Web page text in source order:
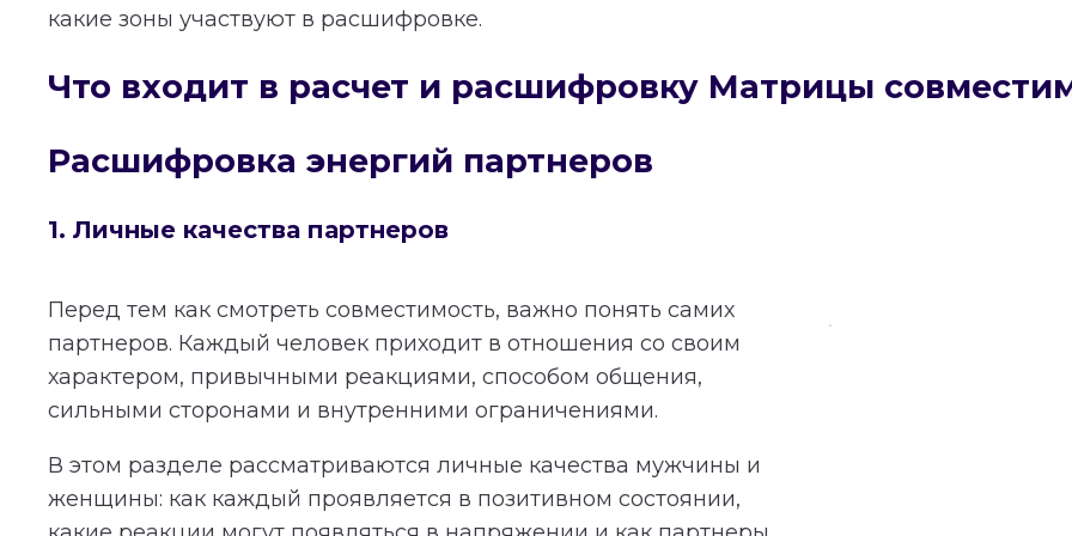
какие зоны участвуют в расшифровке.
Что входит в расчет и расшифровку Матрицы
Расшифровка энергий партнеров
1. Личные качества партнеров
Перед тем как смотреть совместимость, важно понять самих
партнеров. Каждый человек приходит в отношения со своим
характером, привычными реакциями, способом общения,
сильными сторонами и внутренними ограничениями.
В этом разделе рассматриваются личные качества мужчины и
женщины: как каждый проявляется в позитивном состоянии,